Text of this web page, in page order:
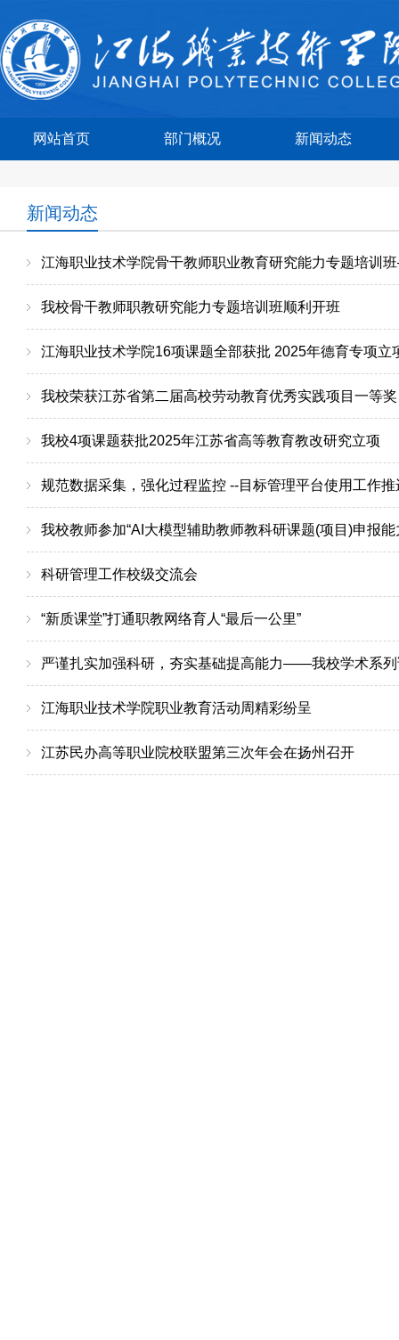
网站首页 部门概况 新闻动态
新闻动态
江海职业技术学院骨干教师职业教育研究能力专题培训
我校骨干教师职教研究能力专题培训班顺利开班
江海职业技术学院16项课题全部获批 2025年德育专项立
我校荣获江苏省第二届高校劳动教育优秀实践项目一等奖
我校4项课题获批2025年江苏省高等教育教改研究立项
规范数据采集，强化过程监控 --目标管理平台使用工作
我校教师参加“AI大模型辅助教师教科研课题(项目)申报
科研管理工作校级交流会
“新质课堂”打通职教网络育人“最后一公里”
严谨扎实加强科研，夯实基础提高能力——我校学术系
江海职业技术学院职业教育活动周精彩纷呈
江苏民办高等职业院校联盟第三次年会在扬州召开